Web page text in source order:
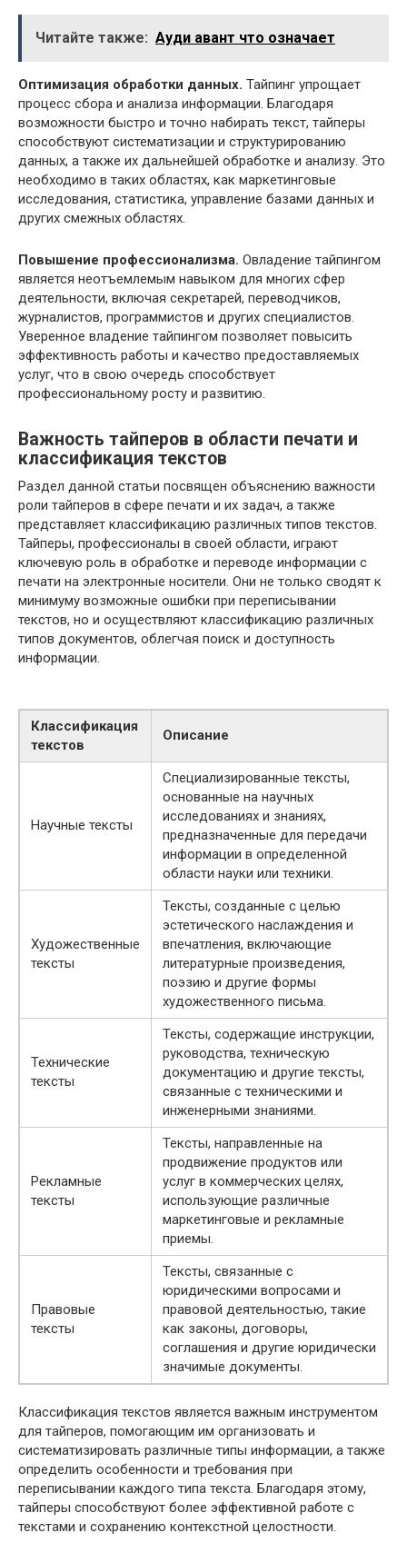
Читайте также: Ауди авант что означает
Оптимизация обработки данных. Тайпинг упрощает
процесс сбора и анализа информации. Благодаря
возможности быстро и точно набирать текст, тайперы
способствуют систематизации и структурированию
данных, а также их дальнейшей обработке и анализу. Это
необходимо в таких областях, как маркетинговые
исследования, статистика, управление базами данных и
других смежных областях.
Повышение профессионализма. Овладение тайпингом
является неотъемлемым навыком для многих сфер
деятельности, включая секретарей, переводчиков,
журналистов, программистов и других специалистов.
Уверенное владение тайпингом позволяет повысить
эффективность работы и качество предоставляемых
услуг, что в свою очередь способствует
профессиональному росту и развитию.
Важность тайперов в области печати и
классификация текстов
Раздел данной статьи посвящен объяснению важности
роли тайперов в сфере печати и их задач, а также
представляет классификацию различных типов текстов.
Тайперы, профессионалы в своей области, играют
ключевую роль в обработке и переводе информации с
печати на электронные носители. Они не только сводят к
минимуму возможные ошибки при переписывании
текстов, но и осуществляют классификацию различных
типов документов, облегчая поиск и доступность
информации.
Классификация
текстов
Описание
Научные тексты
Специализированные тексты,
основанные на научных
исследованиях и знаниях,
предназначенные для передачи
информации в определенной
области науки или техники.
Художественные
тексты
Тексты, созданные с целью
эстетического наслаждения и
впечатления, включающие
литературные произведения,
поэзию и другие формы
художественного письма.
Технические
тексты
Тексты, содержащие инструкции,
руководства, техническую
документацию и другие тексты,
связанные с техническими и
инженерными знаниями.
Рекламные
тексты
Тексты, направленные на
продвижение продуктов или
услуг в коммерческих целях,
использующие различные
маркетинговые и рекламные
приемы.
Правовые
тексты
Тексты, связанные с
юридическими вопросами и
правовой деятельностью, такие
как законы, договоры,
соглашения и другие юридически
значимые документы.
Классификация текстов является важным инструментом
для тайперов, помогающим им организовать и
систематизировать различные типы информации, а также
определить особенности и требования при
переписывании каждого типа текста. Благодаря этому,
тайперы способствуют более эффективной работе с
текстами и сохранению контекстной целостности.